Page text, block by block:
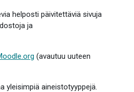
helposti päivitettäviä sivuja
ja
(avautuu uuteen
yleisimpiä aineistotyyppejä.